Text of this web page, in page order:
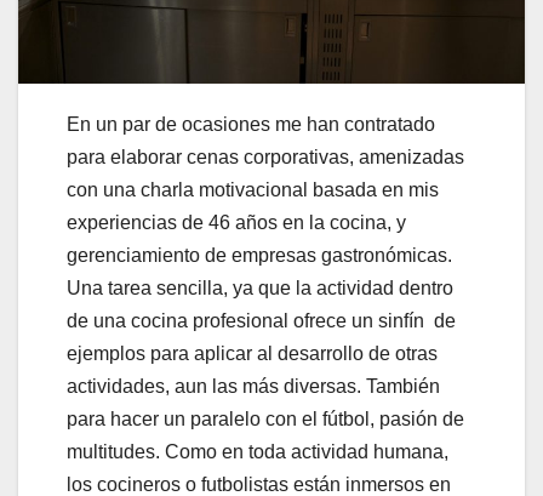
En un par de ocasiones me han contratado
para elaborar cenas corporativas, amenizadas
con una charla motivacional basada en mis
experiencias de 46 años en la cocina, y
gerenciamiento de empresas gastronómicas.
Una tarea sencilla, ya que la actividad dentro
de una cocina profesional ofrece un sinfín de
ejemplos para aplicar al desarrollo de otras
actividades, aun las más diversas. También
para hacer un paralelo con el fútbol, pasión de
multitudes. Como en toda actividad humana,
los cocineros o futbolistas están inmersos en